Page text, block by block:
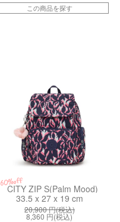
この商品を探す
60%off
CITY ZIP S(Palm Mood)
33.5 x 27 x 19 cm
20,900円(税込)
8,360 円(税込)